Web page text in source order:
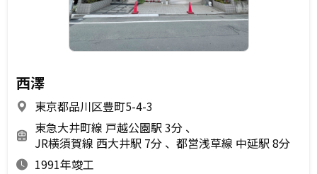
西澤
東京都品川区豊町5-4-3
東急大井町線 戸越公園駅 3分
JR横須賀線 西大井駅 7分
都営浅草線 中延駅 8分
1991年竣工